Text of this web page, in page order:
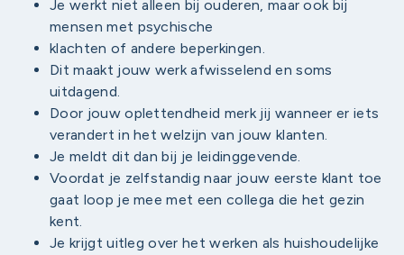
Je werkt niet alleen bij ouderen, maar ook bij
mensen met psychische
klachten of andere beperkingen.
Dit maakt jouw werk afwisselend en soms
uitdagend.
Door jouw oplettendheid merk jij wanneer er iets
verandert in het welzijn van jouw klanten.
Je meldt dit dan bij je leidinggevende.
Voordat je zelfstandig naar jouw eerste klant toe
gaat loop je mee met een collega die het gezin
kent.
Je krijgt uitleg over het werken als huishoudelijke